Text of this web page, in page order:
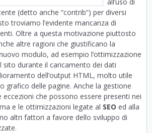
(detto anche “contrib”) per diversi
troviamo l’evidente mancanza di
Oltre a questa motivazione piuttosto
altre ragioni che giustificano la
modulo, ad esempio l’ottimizzazione
sito durante il caricamento dei dati
dell’output HTML, molto utile
grafico delle pagine. Anche la gestione
eccezioni che possono essere presenti nei
e le ottimizzazioni legate al SEO ed alla
altri fattori a favore dello sviluppo di